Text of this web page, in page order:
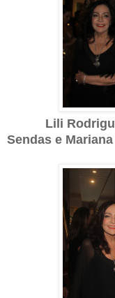
Lili Rodriguez,
Sendas e Mariana